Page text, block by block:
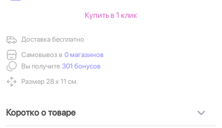
Доставка бесплатно
Самовывоз в 0 магазинов
Вы получите 301 бонусов
Размер 28 х 11 см.
Купить в 1 клик
Коротко о товаре